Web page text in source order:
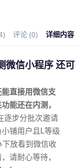
评论 (0) 详细内容
微信小程序 还可
直接用微信支
能还在内测，
逐步分批次邀请
铺用户且L等级
下放看到微信收
请耐心等待，